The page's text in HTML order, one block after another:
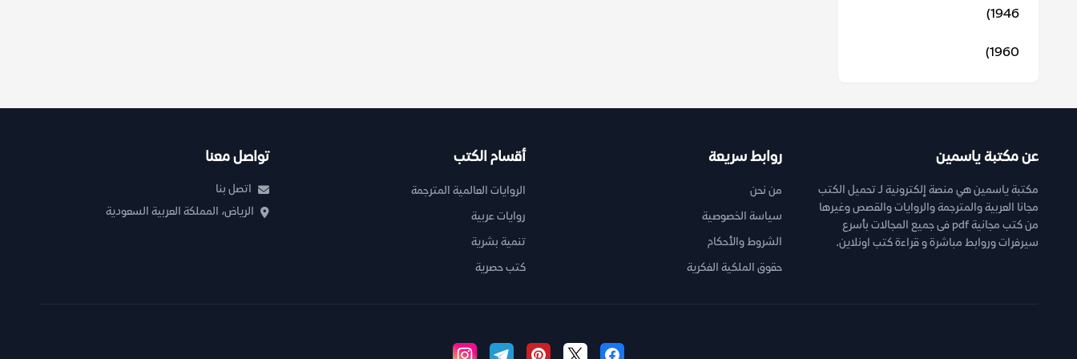
1946)
1960)
عن مكتبة ياسمين
مكتبة ياسمين هي منصة إلكترونية لـ تحميل الكتب
مجانا العربية والمترجمة والروايات والقصص وغيرها
من كتب مجانية pdf فى جميع المجالات بأسرع
سيرفرات وروابط مباشرة و قراءة كتب اونلاين.
روابط سريعة
من نحن
سياسة الخصوصية
الشروط والأحكام
حقوق الملكية الفكرية
أقسام الكتب
الروايات العالمية المترجمة
روايات عربية
تنمية بشرية
كتب حصرية
تواصل معنا
اتصل بنا
الرياض، المملكة العربية السعودية